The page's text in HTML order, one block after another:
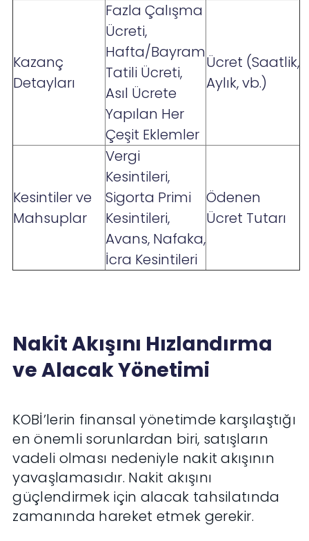
Kazanç
Detayları
Fazla Çalışma
Ücreti,
Hafta/Bayram
Tatili Ücreti,
Asıl Ücrete
Yapılan Her
Çeşit Eklemler
Ücret (Saatlik,
Aylık, vb.)
Kesintiler ve
Mahsuplar
Vergi
Kesintileri,
Sigorta Primi
Kesintileri,
Avans, Nafaka,
İcra Kesintileri
Ödenen
Ücret Tutarı
Nakit Akışını Hızlandırma
ve Alacak Yönetimi
KOBİ’lerin finansal yönetimde karşılaştığı
en önemli sorunlardan biri, satışların
vadeli olması nedeniyle nakit akışının
yavaşlamasıdır. Nakit akışını
güçlendirmek için alacak tahsilatında
zamanında hareket etmek gerekir.